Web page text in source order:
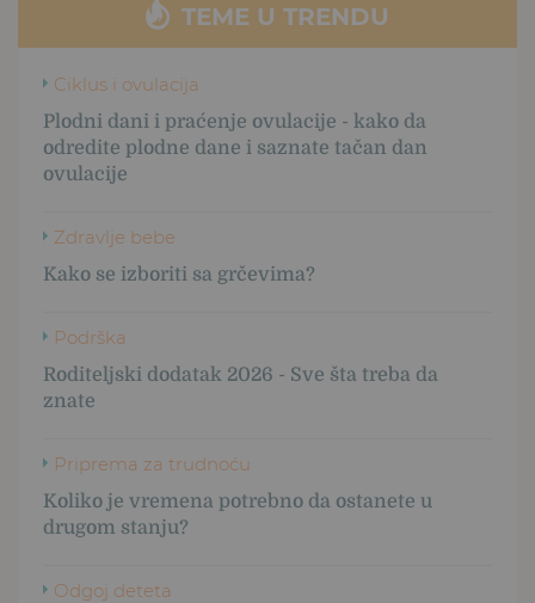
TEME U TRENDU
Ciklus i ovulacija
Plodni dani i praćenje ovulacije - kako da
odredite plodne dane i saznate tačan dan
ovulacije
Zdravlje bebe
Kako se izboriti sa grčevima?
Podrška
Roditeljski dodatak 2026 - Sve šta treba da
znate
Priprema za trudnoću
Koliko je vremena potrebno da ostanete u
drugom stanju?
Odgoj deteta